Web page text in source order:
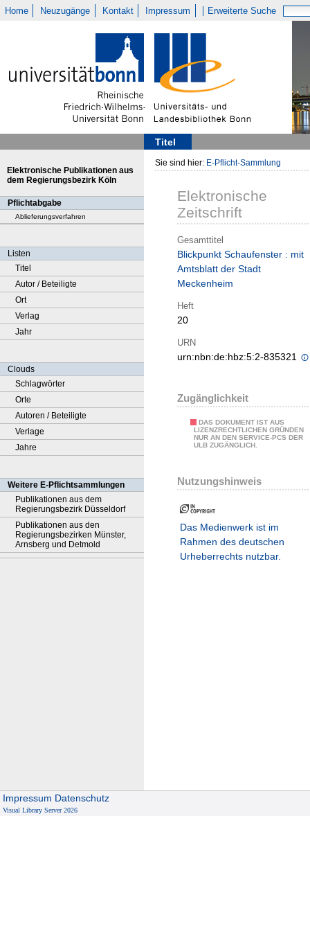
Home Neuzugänge Kontakt Impressum Erweiterte Suche
Titel
Elektronische Publikationen aus
dem Regierungsbezirk Köln
Pflichtabgabe
Ablieferungsverfahren
Listen
Titel
Autor / Beteiligte
Ort
Verlag
Jahr
Clouds
Schlagwörter
Orte
Autoren / Beteiligte
Verlage
Jahre
Weitere E-Pflichtsammlungen
Publikationen aus dem
Regierungsbezirk Düsseldorf
Publikationen aus den
Regierungsbezirken Münster,
Arnsberg und Detmold
Sie sind hier: E-Pflicht-Sammlung
Elektronische
Zeitschrift
Gesamttitel
Blickpunkt Schaufenster : mit
Amtsblatt der Stadt
Meckenheim
Heft
20
URN
urn:nbn:de:hbz:5:2-835321
Zugänglichkeit
DAS DOKUMENT IST AUS
LIZENZRECHTLICHEN GRÜNDEN
NUR AN DEN SERVICE-PCS DER
ULB ZUGÄNGLICH.
Nutzungshinweis
Das Medienwerk ist im
Rahmen des deutschen
Urheberrechts nutzbar.
Impressum Datenschutz
Visual Library Server 2026